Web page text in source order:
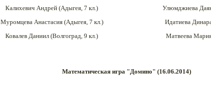
Калихевич Андрей (Адыгея, 7 кл.)
Муромцева Анастасия (Адыгея, 7 кл.)
Ковалев Даниил (Волгоград, 9 кл.)
Улюмджиева
Идатиева
Матвеева
Математическая игра "Домино" (16.06.2014)